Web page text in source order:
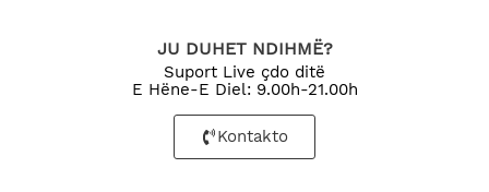
JU DUHET NDIHMË?
Suport Live çdo ditë
E Hëne-E Diel: 9.00h-21.00h
Kontakto